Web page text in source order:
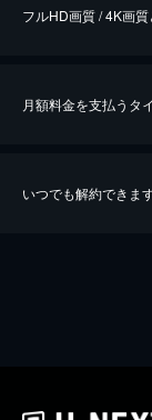
※40％ポイント還元の対
iOSアプリのUコイン
フルHD画質 / 4K画質
月額料金を支払うタ
いつでも解約できま